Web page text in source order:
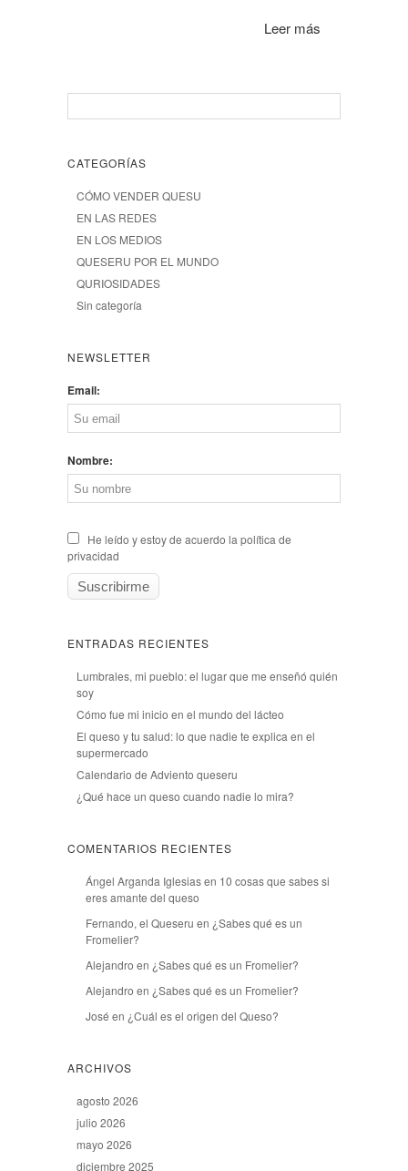
Leer más
CATEGORÍAS
CÓMO VENDER QUESU
EN LAS REDES
EN LOS MEDIOS
QUESERU POR EL MUNDO
QURIOSIDADES
Sin categoría
NEWSLETTER
Email:
Nombre:
He leído y estoy de acuerdo la política de
privacidad
ENTRADAS RECIENTES
Lumbrales, mi pueblo: el lugar que me enseñó quién
soy
Cómo fue mi inicio en el mundo del lácteo
El queso y tu salud: lo que nadie te explica en el
supermercado
Calendario de Adviento queseru
¿Qué hace un queso cuando nadie lo mira?
COMENTARIOS RECIENTES
Ángel Arganda Iglesiasen 10 cosas que sabes si
eres amante del queso
Fernando, el Queseru en ¿Sabes qué es un
Fromelier?
Alejandro en ¿Sabes qué es un Fromelier?
Alejandro en ¿Sabes qué es un Fromelier?
José en ¿Cuál es el origen del Queso?
ARCHIVOS
agosto 2026
julio 2026
mayo 2026
diciembre 2025